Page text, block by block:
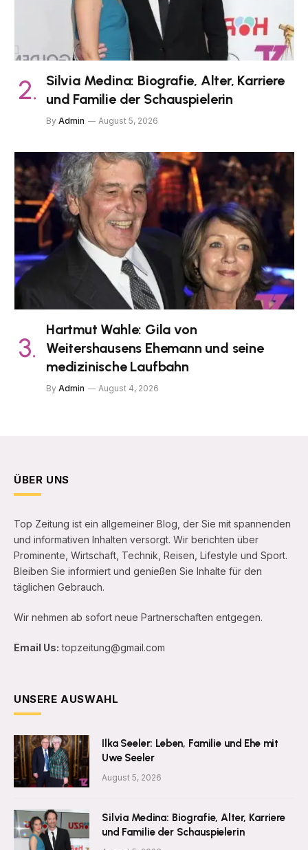
Silvia Medina: Biografie, Alter, Karriere
und Familie der Schauspielerin
By Admin August 5, 2026
Hartmut Wahle: Gila von
Weitershausens Ehemann und seine
medizinische Laufbahn
By Admin August 4, 2026
ÜBER UNS
Top Zeitung ist ein allgemeiner Blog, der Sie mit spannenden
und informativen Inhalten versorgt. Wir berichten über
Prominente, Wirtschaft, Technik, Reisen, Lifestyle und Sport.
Bleiben Sie informiert und genießen Sie Inhalte für den
täglichen Gebrauch.
Wir nehmen ab sofort neue Partnerschaften entgegen.
Email Us: topzeitung@gmail.com
UNSERE AUSWAHL
Ilka Seeler: Leben, Familie und Ehe mit
Uwe Seeler
August 5, 2026
Silvia Medina: Biografie, Alter, Karriere
und Familie der Schauspielerin